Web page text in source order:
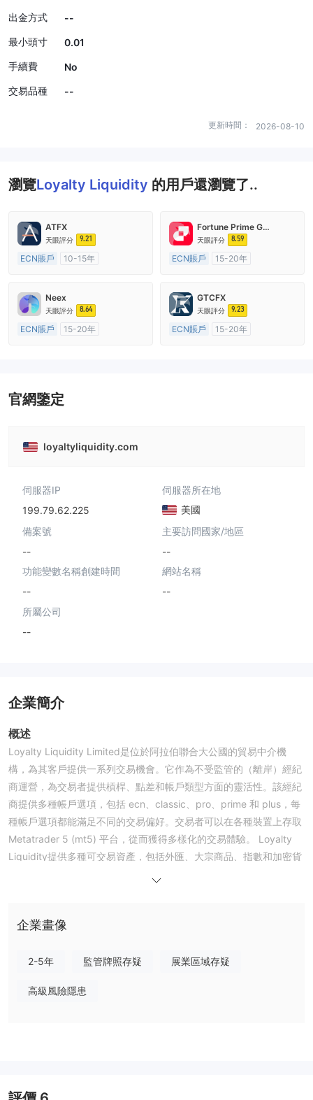
出金方式
--
最小頭寸
0.01
手續費
No
交易品種
--
更新時間： 2026-08-10
瀏覽Loyalty Liquidity 的用戶還瀏覽了..
ATFX
天眼評分 9.21
ECN賬戶
10-15年
主標MT4
Fortune Prime Global
天眼評分 8.59
ECN賬戶
15-20年
主標MT4
Neex
天眼評分 8.64
ECN賬戶
15-20年
GTCFX
天眼評分 9.23
ECN賬戶
15-20年
官網鑒定
loyaltyliquidity.com
伺服器IP
199.79.62.225
伺服器所在地
美國
備案號
--
主要訪問國家/地區
--
功能變數名稱創建時間
--
網站名稱
--
所屬公司
--
企業簡介
概述
Loyalty Liquidity Limited是位於阿拉伯聯合大公國的貿易中介機
構，為其客戶提供一系列交易機會。它作為不受監管的（離岸）經紀
商運營，為交易者提供槓桿、點差和帳戶類型方面的靈活性。該經紀
商提供多種帳戶選項，包括 ecn、classic、pro、prime 和 plus，每
種帳戶選項都能滿足不同的交易偏好。交易者可以在各種裝置上存取
Metatrader 5 (mt5) 平台，從而獲得多樣化的交易體驗。 Loyalty
Liquidity提供多種可交易資產，包括外匯、大宗商品、指數和加密貨
源。客戶支援可以透過電話和電子郵件獲得，但品質可能會有所不
Liquidity。
Loyalty Liquidity是在投資領域運作的金融中介機構，屬於不受監管
企業畫像
2-5年 監管牌照存疑 展業區域存疑
高級風險隱患